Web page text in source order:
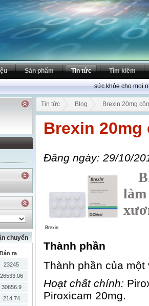
Sản phẩm Tin tức Tìm kiếm
sức khỏe cho mọi nhà
chuyển
Bán ra
23245
26533.06
30656.9
214.74
Tin tức Blog Brexin 20mg
Brexin
Đăng ngày: 29/10/
Brexin
Thành phần
Thành phần của một
Hoạt chất chính:
Piroxicam 20mg.